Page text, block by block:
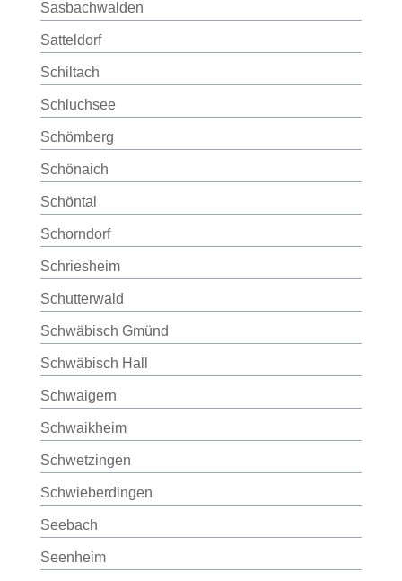
Sasbachwalden
Satteldorf
Schiltach
Schluchsee
Schömberg
Schönaich
Schöntal
Schorndorf
Schriesheim
Schutterwald
Schwäbisch Gmünd
Schwäbisch Hall
Schwaigern
Schwaikheim
Schwetzingen
Schwieberdingen
Seebach
Seenheim